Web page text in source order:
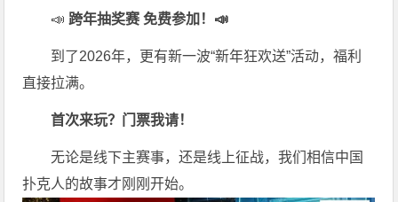
📣 跨年抽奖赛 免费参加 ！📣
到了2026年，更有新一波“新年狂欢送”活动，福利
直接拉满。
首次来玩？门票我请！
无论是线下主赛事，还是线上征战，我们相信中国
扑克人的故事才刚刚开始。